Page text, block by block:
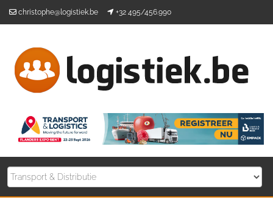
christophe@logistiek.be +32 495/456.990